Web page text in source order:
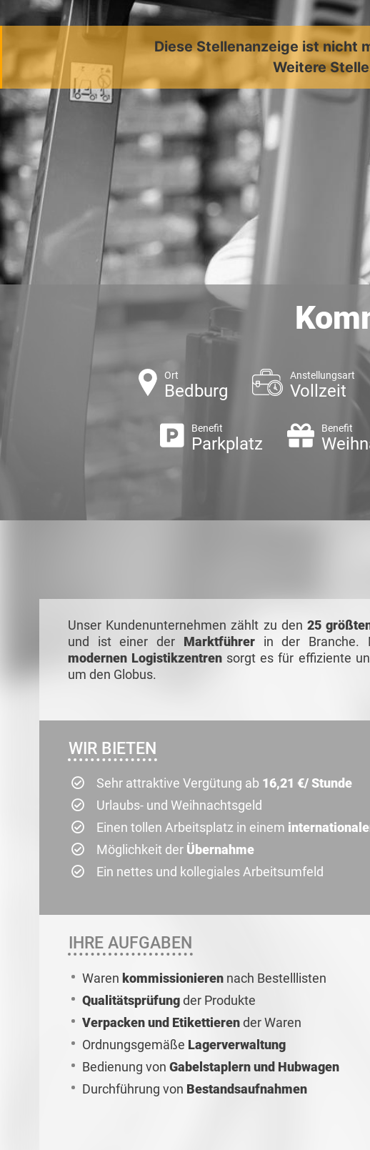
Diese Stellenanzeige ist nicht
Weitere
Ort
Bedburg
Anstellungsart
Vollzeit
Benefit
Parkplatz
Benefit
Unser Kundenunternehmen zählt zu den25
und ist einer der Marktführerin der
modernen Logistikzentren sorgt es für effiziente
um den Globus.
WIR BIETEN
Sehr attraktive Vergütung ab 16,21 €/ Stunde
Urlaubs- und Weihnachtsgeld
Einen tollen Arbeitsplatz in einem
Möglichkeit der Übernahme
Ein nettes und kollegiales Arbeitsumfeld
IHRE AUFGABEN
Waren kommissionieren nach Bestelllisten
Qualitätsprüfungder Produkte
Verpacken und Etikettierender Waren
Ordnungsgemäße Lagerverwaltung
Bedienung von Gabelstaplern und Hubwagen
Durchführung von Bestandsaufnahmen